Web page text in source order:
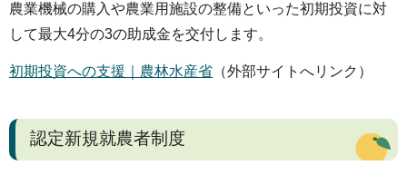
農業機械の購入や農業用施設の整備といった初期投資に対
して最大4分の3の助成金を交付します。
初期投資への支援｜農林水産省 （外部サイトへリンク）
認定新規就農者制度